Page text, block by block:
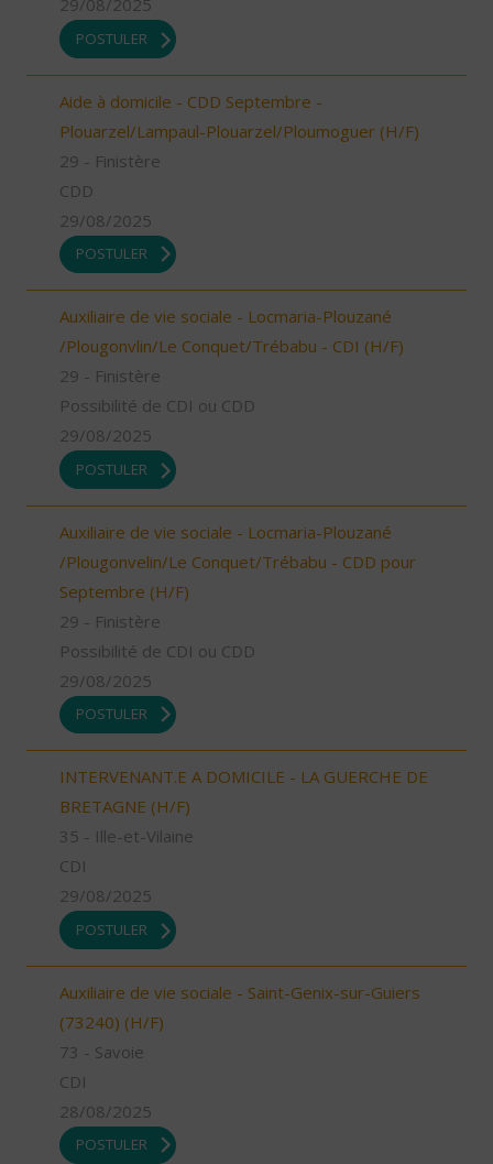
29/08/2025
POSTULER
Aide à domicile - CDD Septembre -
Plouarzel/Lampaul-Plouarzel/Ploumoguer (H/F)
29 - Finistère
CDD
29/08/2025
POSTULER
Auxiliaire de vie sociale - Locmaria-Plouzané
/Plougonvlin/Le Conquet/Trébabu - CDI (H/F)
29 - Finistère
Possibilité de CDI ou CDD
29/08/2025
POSTULER
Auxiliaire de vie sociale - Locmaria-Plouzané
/Plougonvelin/Le Conquet/Trébabu - CDD pour
Septembre (H/F)
29 - Finistère
Possibilité de CDI ou CDD
29/08/2025
POSTULER
INTERVENANT.E A DOMICILE - LA GUERCHE DE
BRETAGNE (H/F)
35 - Ille-et-Vilaine
CDI
29/08/2025
POSTULER
Auxiliaire de vie sociale - Saint-Genix-sur-Guiers
(73240) (H/F)
73 - Savoie
CDI
28/08/2025
POSTULER